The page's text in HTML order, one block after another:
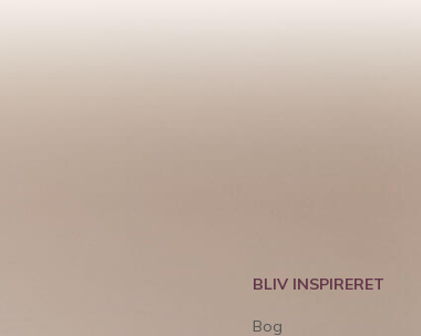
BLIV INSPIRERET
Bog